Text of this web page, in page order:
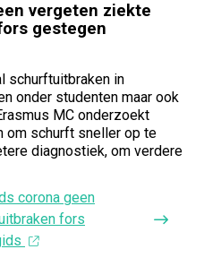
vergeten ziekte
gestegen
schurftuitbraken in
onder studenten maar ook
MC onderzoekt
om schurft sneller op te
diagnostiek, om verdere
corona geen
fors